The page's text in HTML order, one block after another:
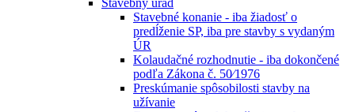
Stavebný úrad
Stavebné konanie - iba žiadosť o
predĺženie SP, iba pre stavby s vydaným
ÚR
Kolaudačné rozhodnutie - iba dokončené
podľa Zákona č. 50⁄1976
Preskúmanie spôsobilosti stavby na
užívanie